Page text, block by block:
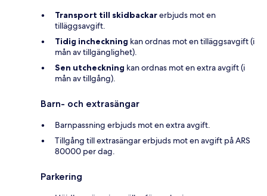
Transport till skidbackarerbjuds mot en
tilläggsavgift.
Tidig incheckning kan ordnas mot en tilläggsavgift (i
mån av tillgänglighet).
Sen utcheckning kan ordnas mot en extra avgift (i
mån av tillgång).
Barn- och extrasängar
Barnpassning erbjuds mot en extra avgift.
Tillgång till extrasängar erbjuds mot en avgift på ARS
80000 per dag.
Parkering